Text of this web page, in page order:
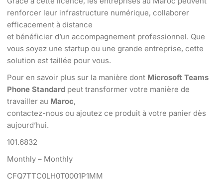
renforcer leur infrastructure numérique, collaborer
efficacement à distance
et bénéficier d’un accompagnement professionnel. Que
vous soyez une startup ou une grande entreprise, cette
solution est taillée pour vous.
Pour en savoir plus sur la manière dont Microsoft Teams
Phone Standard peut transformer votre manière de
travailler au Maroc,
contactez-nous ou ajoutez ce produit à votre panier dès
aujourd’hui.
101.6832
Monthly – Monthly
CFQ7TTC0LH0T0001P1MM